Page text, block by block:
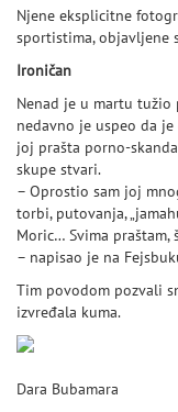
Njene eksplicitne
sportistima, objavljene
Ironičan
Nenad je u martu tužio
nedavno je uspeo da
joj prašta porno-
skupe stvari.
– Oprostio sam joj
torbi, putovanja,
Moric… Svima praštam,
– napisao je na
Tim povodom pozvali
izvređala kuma.
Dara Bubamara